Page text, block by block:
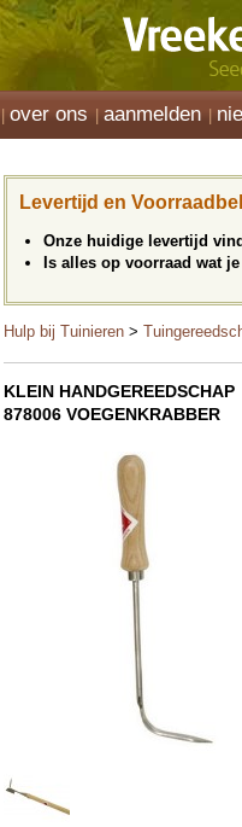
over ons aanmelden
Levertijd en
Onze huidige levertijd
Is alles op voorraad wat
Hulp bij Tuinieren >
KLEIN HANDGEREEDSCHAP
878006 VOEGENKRABBER